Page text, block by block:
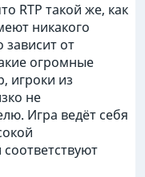
RTP такой же, как
никакого
от
огромные
игроки из
не
Игра ведёт себя